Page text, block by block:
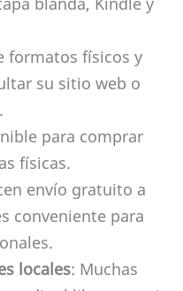
formatos físicos y
su sitio web o
para comprar
físicas.
envío gratuito a
conveniente para
locales: Muchas